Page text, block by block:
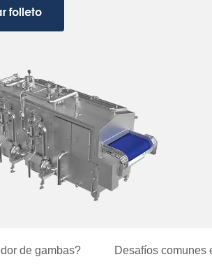
folleto
de gambas? Desafíos comunes